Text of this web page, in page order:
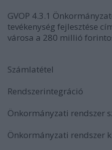
GVOP 4.3.1
tevékenység fejlesztése
városa a 280 millió
Számlatétel
Rendszerintegráció
Önkormányzati rendszer
Önkormányzati rendszer